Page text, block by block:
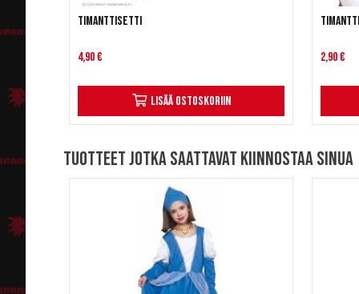
Timanttisetti
4,90 €
Lisää ostoskoriin
2,90 €
Tuotteet jotka saattavat kiinnostaa sinua